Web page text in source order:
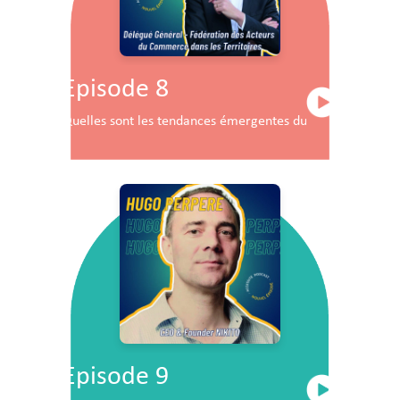
Episode 8
Quelles sont les tendances émergentes du commerce en
Episode 9